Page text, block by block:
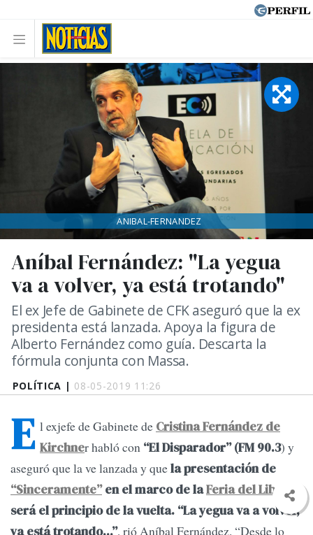
POLÍTICA | 08-05-2019 11:26
Aníbal Fernández: "La yegua
va a volver, ya está trotando"
El ex Jefe de Gabinete de CFK aseguró que la ex
presidenta está lanzada. Apoya la figura de
Alberto Fernández como guía. Descarta la
fórmula conjunta con Massa.
ANIBAL-FERNANDEZ
E l exjefe de Gabinete de Cristina Fernández de
Kirchner habló con “El Disparador” (FM 90.3) y
aseguró que la ve lanzada y quela presentación de
“Sinceramente”en el marco de laFeria del Libro
será el principio de la vuelta. “La yegua va a volver,
ya está trotando...”, rió Aníbal Fernández. “Desde lo